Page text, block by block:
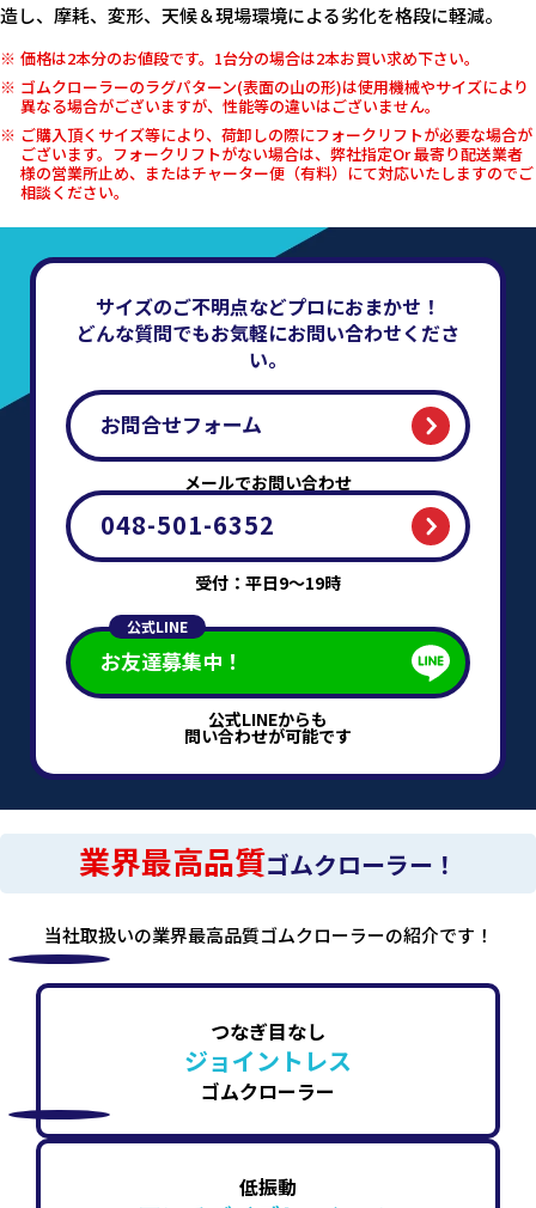
造し、摩耗、変形、天候＆現場環境による劣化を格段に軽減。
価格は2本分のお値段です。1台分の場合は2本お買い求め下さい。
ゴムクローラーのラグパターン(表面の山の形)は使用機械やサイズにより
異なる場合がございますが、性能等の違いはございません。
ご購入頂くサイズ等により、荷卸しの際にフォークリフトが必要な場合が
ございます。フォークリフトがない場合は、弊社指定Or 最寄り配送業者
様の営業所止め、またはチャーター便（有料）にて対応いたしますのでご
相談ください。
サイズのご不明点などプロにおまかせ！
どんな質問でもお気軽にお問い合わせくださ
い。
お問合せフォーム
メールでお問い合わせ
048-501-6352
受付：平日9～19時
公式LINE
お友達募集中！
公式LINEからも
問い合わせが可能です
業界最高品質ゴムクローラー！
当社取扱いの業界最高品質ゴムクローラーの紹介です！
つなぎ目なし
ジョイントレス
ゴムクローラー
低振動